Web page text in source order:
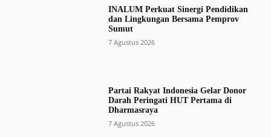
INALUM Perkuat Sinergi Pendidikan
dan Lingkungan Bersama Pemprov
Sumut
7 Agustus 2026
Partai Rakyat Indonesia Gelar Donor
Darah Peringati HUT Pertama di
Dharmasraya
7 Agustus 2026